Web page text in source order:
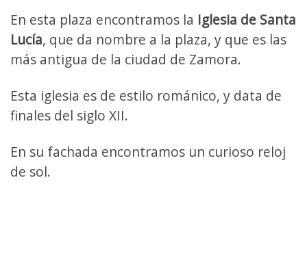
En esta plaza encontramos la Iglesia de Santa
Lucía, que da nombre a la plaza, y que es las
más antigua de la ciudad de Zamora.
Esta iglesia es de estilo románico, y data de
finales del siglo XII.
En su fachada encontramos un curioso reloj
de sol.